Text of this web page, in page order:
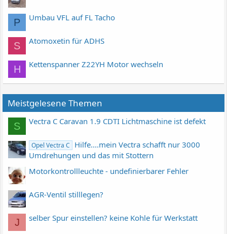
P Umbau VFL auf FL Tacho
S Atomoxetin für ADHS
H Kettenspanner Z22YH Motor wechseln
Meistgelesene Themen
S Vectra C Caravan 1.9 CDTI Lichtmaschine ist defekt
Opel Vectra C
Hilfe....mein Vectra schafft nur 3000
Umdrehungen und das mit Stottern
Motorkontrollleuchte - undefinierbarer Fehler
AGR-Ventil stilllegen?
J selber Spur einstellen? keine Kohle für Werkstatt